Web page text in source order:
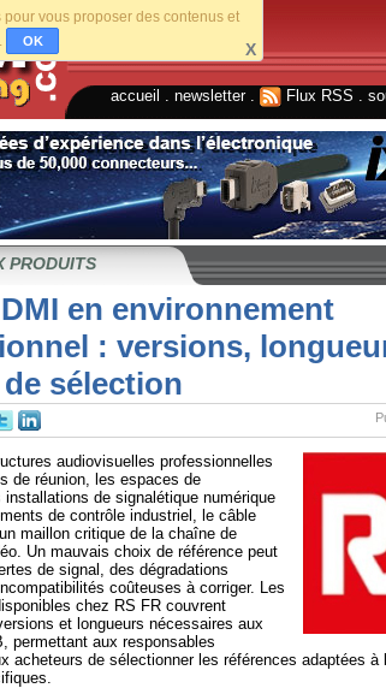
vous proposer des contenus et
. OK X
accueil newsletter. Flux RSS
PRODUITS
en environnement
: versions,
sélection
audiovisuelles professionnelles
de réunion, les espaces de
de signalétique numérique
de contrôle industriel, le câble
maillon critique de la chaîne de
Un mauvais choix de référence peut
de signal, des dégradations
coûteuses à corriger. Les
chez RS FR couvrent
et longueurs nécessaires aux
permettant aux responsables
acheteurs de sélectionner les références adaptées à